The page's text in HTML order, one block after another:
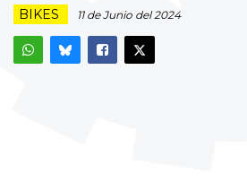
BIKES 11 de Junio del 2024